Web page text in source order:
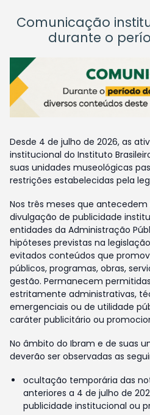
Comunicação
durante o
Desde 4 de julho de 2026, as
institucional do Instituto
suas unidades museológicas
restrições estabelecidas pela
Nos três meses que
divulgação de publicidade
entidades da Administração
hipóteses previstas na
evitados conteúdos que
públicos, programas, obras,
gestão. Permanecem
estritamente administrativas,
emergenciais ou de utilidade
caráter publicitário ou
No âmbito do Ibram e de suas
deverão ser observadas as
ocultação temporária das
anteriores a 4 de julho de
publicidade institucional ou